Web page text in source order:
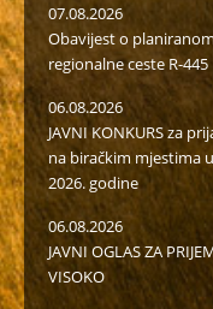
07.08.2026
Obavijest o
regionalne ceste R-445
06.08.2026
JAVNI KONKURS za
na biračkim mjestima
2026. godine
06.08.2026
JAVNI OGLAS ZA
VISOKO